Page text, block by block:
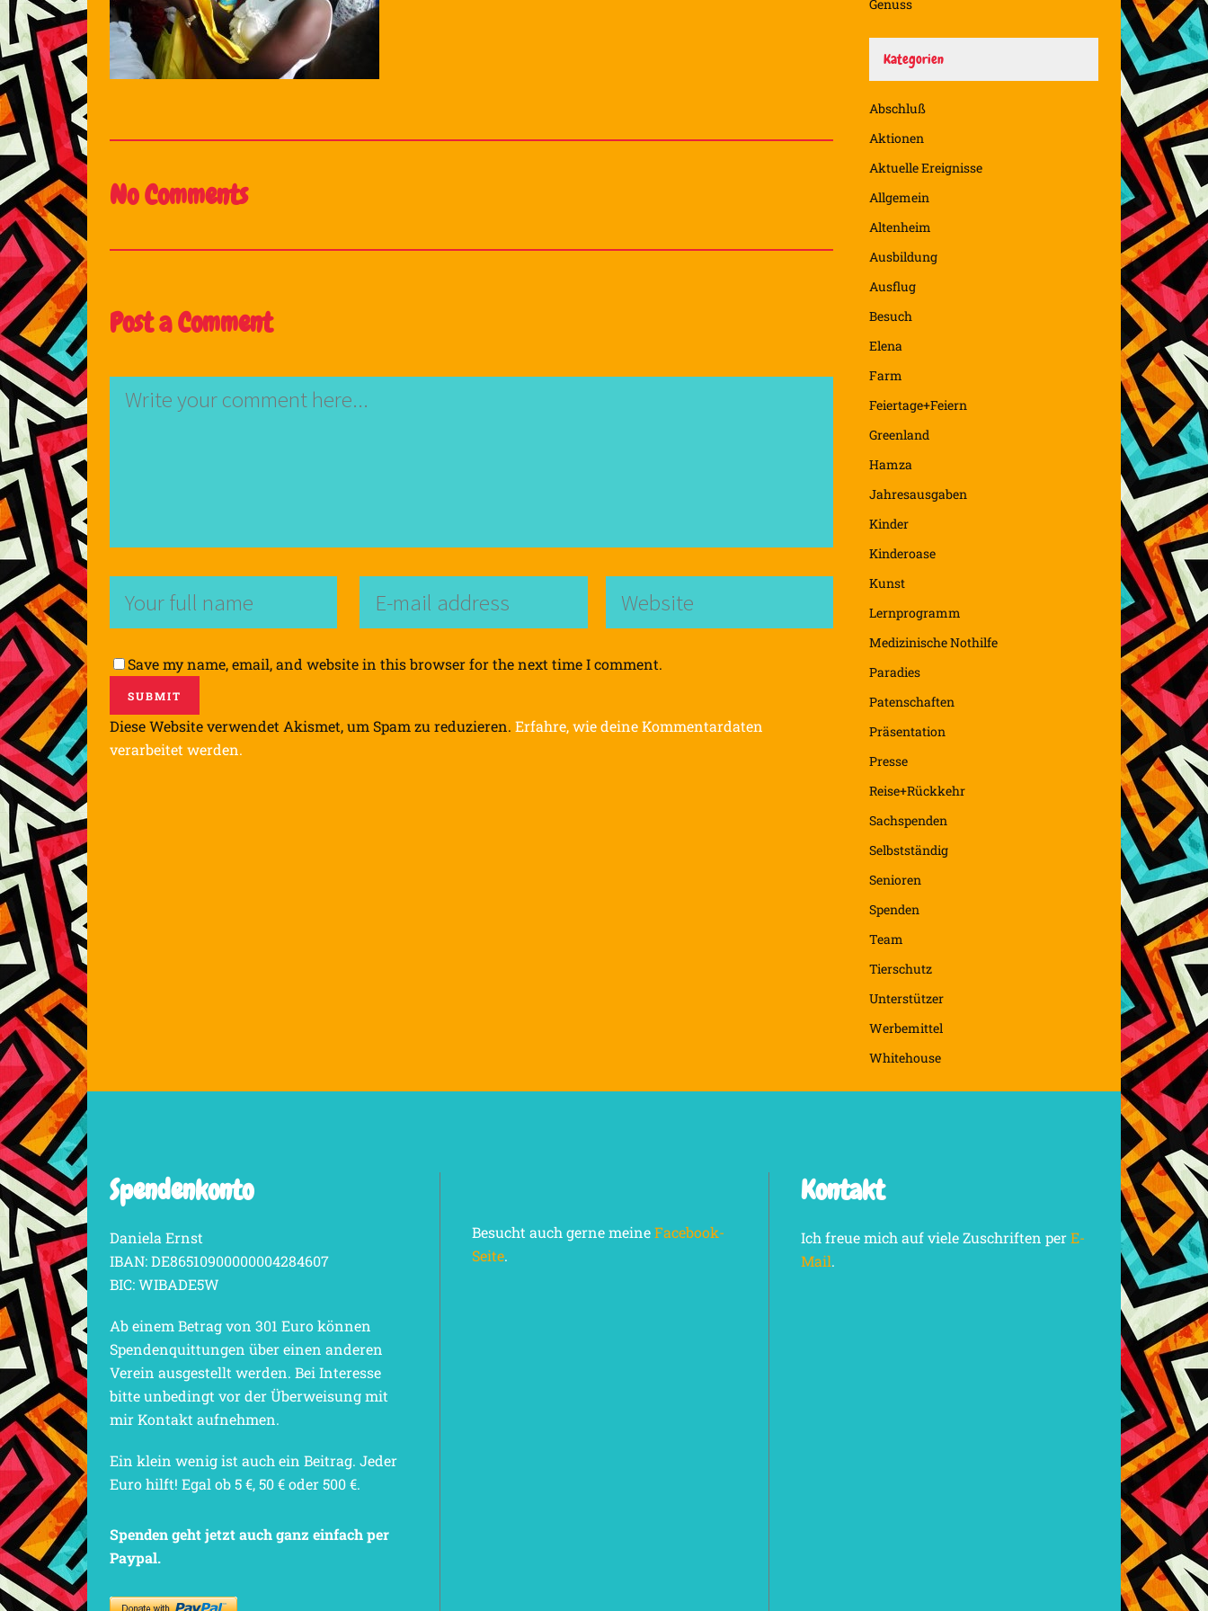
No Comments
Post a Comment
Save my name, email, and website in this browser for the next time I comment.
Diese Website verwendet Akismet, um Spam zu reduzieren. Erfahre, wie deine Kommentardaten
verarbeitet werden.
Genuss
Kategorien
Abschluß
Aktionen
Aktuelle Ereignisse
Allgemein
Altenheim
Ausbildung
Ausflug
Besuch
Elena
Farm
Feiertage+Feiern
Greenland
Hamza
Jahresausgaben
Kinder
Kinderoase
Kunst
Lernprogramm
Medizinische Nothilfe
Paradies
Patenschaften
Präsentation
Presse
Reise+Rückkehr
Sachspenden
Selbstständig
Senioren
Spenden
Team
Tierschutz
Unterstützer
Werbemittel
Whitehouse
Spendenkonto
Daniela Ernst
IBAN: DE86510900000004284607
BIC: WIBADE5W
Ab einem Betrag von 301 Euro können
Spendenquittungen über einen anderen
Verein ausgestellt werden. Bei Interesse
bitte unbedingt vor der Überweisung mit
mir Kontakt aufnehmen.
Ein klein wenig ist auch ein Beitrag. Jeder
Euro hilft! Egal ob 5 €, 50 € oder 500 €.
Spenden geht jetzt auch ganz einfach per
Paypal.
Besucht auch gerne meineFacebook-
Seite.
Kontakt
Ich freue mich auf viele Zuschriften perE-
Mail.